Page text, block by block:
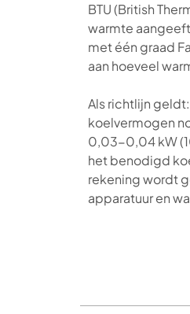
BTU (British
warmte
met één graad
aan hoeveel
Als richtlijn
koelvermogen
0,03-0,04 kW
het benodigd
rekening wordt
apparatuur en